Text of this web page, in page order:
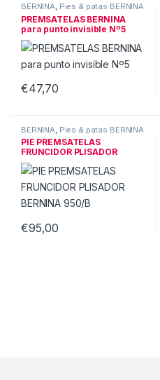
BERNINA, Pies & patas BERNINA
PREMSATELAS BERNINA
para punto invisible Nº5
€47,70
BERNINA Pies & patas BERNINA
PIE PREMSATELAS
FRUNCIDOR PLISADOR
BERNINA 950/B
€95,00